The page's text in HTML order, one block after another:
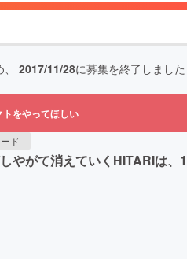
2017/11/28に募集を終了しました
をやってほしい
ド
がて消えていくHITARIは